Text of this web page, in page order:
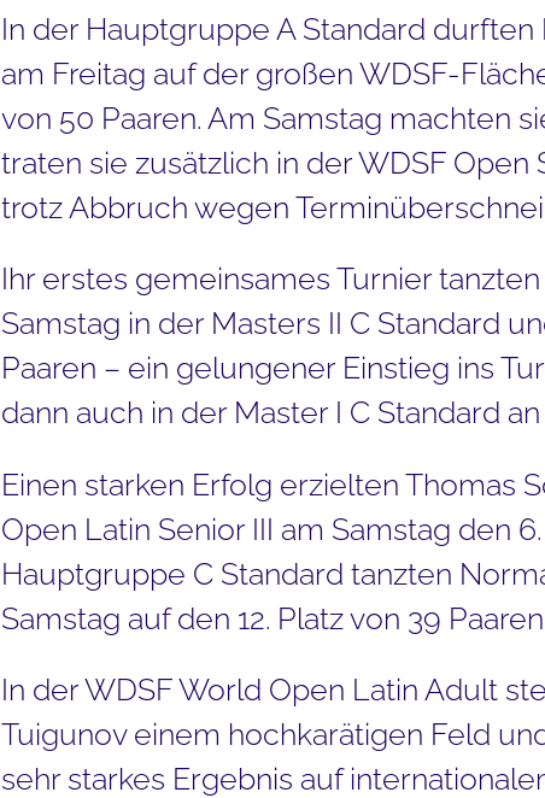
In der Hauptgruppe A Standard
am Freitag auf der großen WDSF-
von 50 Paaren. Am Samstag machten
traten sie zusätzlich in der WDSF
trotz Abbruch wegen
Ihr erstes gemeinsames Turnier
Samstag in der Masters II C Standard
Paaren – ein gelungener Einstieg ins
dann auch in der Master I C Standard
Einen starken Erfolg erzielten Thomas
Open Latin Senior III am Samstag den
Hauptgruppe C Standard tanzten
Samstag auf den 12. Platz von 39
In der WDSF World Open Latin Adult
Tuigunov einem hochkarätigen Feld
sehr starkes Ergebnis auf